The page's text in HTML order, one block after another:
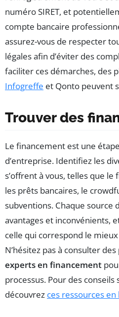
numéro SIRET, et
compte bancaire
assurez-vous de respecter
légales afin d’éviter des
faciliter ces démarches, des
Infogreffe et Qonto peuvent
Trouver des
Le financement est une
d’entreprise. Identifiez les
s’offrent à vous, telles que
les prêts bancaires, le
subventions. Chaque source
avantages et inconvénients,
celle qui correspond le
N’hésitez pas à consulter
experts en financement
processus. Pour des
découvrez ces ressources en